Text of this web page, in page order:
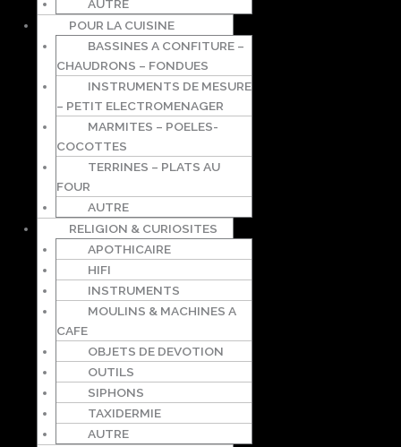
AUTRE
POUR LA CUISINE
BASSINES A CONFITURE –
CHAUDRONS – FONDUES
INSTRUMENTS DE MESURE
– PETIT ELECTROMENAGER
MARMITES – POELES-
COCOTTES
TERRINES – PLATS AU
FOUR
AUTRE
RELIGION & CURIOSITES
APOTHICAIRE
HIFI
INSTRUMENTS
MOULINS & MACHINES A
CAFE
OBJETS DE DEVOTION
OUTILS
SIPHONS
TAXIDERMIE
AUTRE